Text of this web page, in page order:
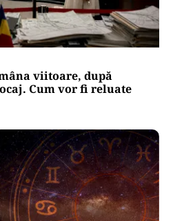
viitoare, după
Cum vor fi reluate